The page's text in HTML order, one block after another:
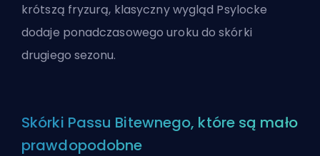
krótszą fryzurą, klasyczny wygląd Psylocke
dodaje ponadczasowego uroku do skórki
drugiego sezonu.
Skórki Passu Bitewnego, które są mało
prawdopodobne